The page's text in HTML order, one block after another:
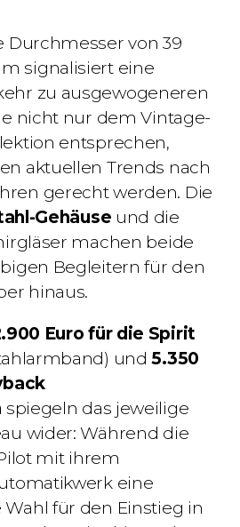
Durchmesser von 39
signalisiert eine
zu ausgewogeneren
nicht nur dem Vintage-
entsprechen,
aktuellen Trends nach
gerecht werden. Die
Gehäuse und die
machen beide
Begleitern für den
hinaus.
Euro für die Spirit
und5.350
spiegeln das jeweilige
wider: Während die
mit ihrem
eine
für den Einstieg in